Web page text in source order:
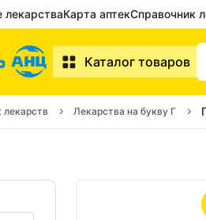
Карта аптекСправочник
Каталог товаров
лекарств Лекарства на букву Г